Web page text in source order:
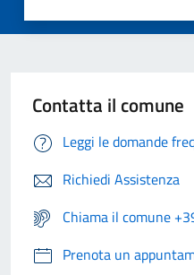
Contatta il comune
Leggi le domande
Richiedi Assistenza
Chiama il comune
Prenota un